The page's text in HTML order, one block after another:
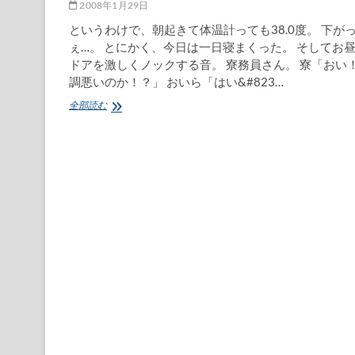
2008年1月29日
というわけで、朝起きて体温計っても38.0度。 下が
ぇ…。 とにかく、今日は一日寝まくった。 そしてお昼
ドアを激しくノックする音。 寮務員さん。 寮「おい
調悪いのか！？」 おいら「はい&#823…
全部読む初